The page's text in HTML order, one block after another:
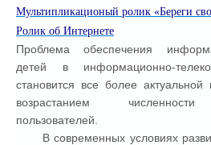
Мультипликационый ролик «Береги
Ролик об Интернете
Проблема обеспечения
детей в информационно-
становится все более
возрастанием численности
пользователей.
В современных условиях